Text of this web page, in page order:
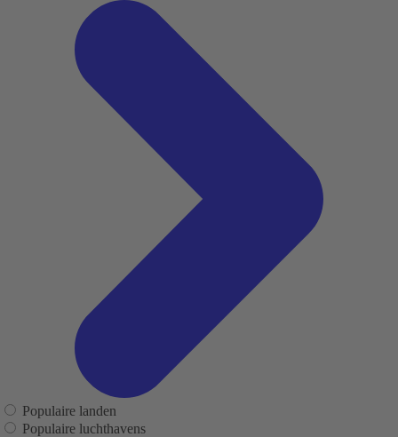
Populaire landen
Populaire luchthavens